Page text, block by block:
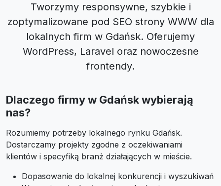
Tworzymy responsywne, szybkie i
zoptymalizowane pod SEO strony WWW dla
lokalnych firm w Gdańsk. Oferujemy
WordPress, Laravel oraz nowoczesne
frontendy.
Dlaczego firmy w Gdańsk wybierają
nas?
Rozumiemy potrzeby lokalnego rynku Gdańsk.
Dostarczamy projekty zgodne z oczekiwaniami
klientów i specyfiką branż działających w mieście.
Dopasowanie do lokalnej konkurencji i wyszukiwań